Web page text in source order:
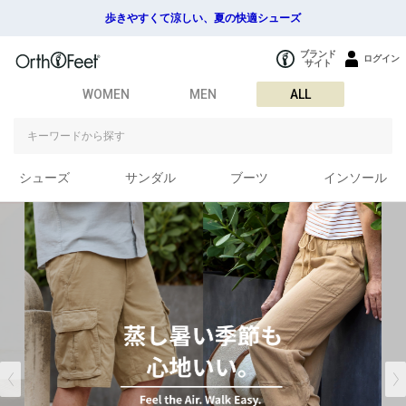
歩きやすくて涼しい、夏の快適シューズ
シューズ サンダル ブーツ インソール
ブランド
サイト
ログイン
WOMEN MEN ALL